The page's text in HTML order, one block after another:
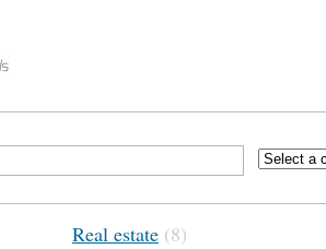
Real estate (8)